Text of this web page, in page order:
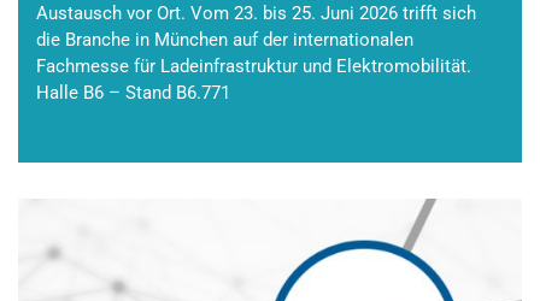
Austausch vor Ort. Vom 23. bis 25. Juni 2026 trifft sich
die Branche in München auf der internationalen
Fachmesse für Ladeinfrastruktur und Elektromobilität.
Halle B6 – Stand B6.771